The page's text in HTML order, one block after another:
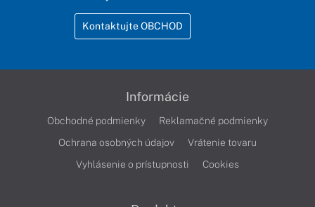
Kontaktujte OBCHOD
Informácie
Obchodné podmienky
Reklamačné podmienky
Ochrana osobných údajov
Vrátenie tovaru
Vyhlásenie o prístupnosti
Cookies